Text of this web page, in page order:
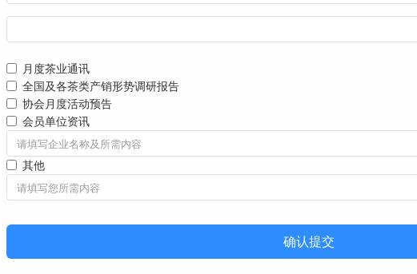
月度茶业通讯
全国及各茶类产销形势调研报告
协会月度活动预告
会员单位资讯
其他
确认提交